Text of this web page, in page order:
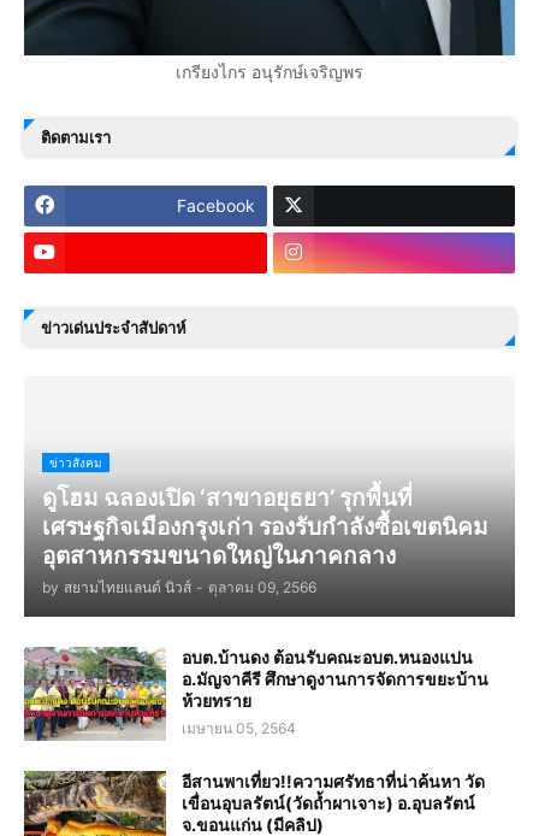
เกรียงไกร อนุรักษ์เจริญพร
ติดตามเรา
Facebook
ข่าวเด่นประจำสัปดาห์
ข่าวสังคม
ดูโฮม ฉลองเปิด ‘สาขาอยุธยา’ รุกพื้นที่
เศรษฐกิจเมืองกรุงเก่า รองรับกำลังซื้อเขตนิคม
อุตสาหกรรมขนาดใหญ่ในภาคกลาง
by สยามไทยแลนด์ นิวส์ - ตุลาคม 09, 2566
อบต.บ้านดง ต้อนรับคณะอบต.หนองแปน
อ.มัญจาคีรี ศึกษาดูงานการจัดการขยะบ้าน
ห้วยทราย
เมษายน 05, 2564
อีสานพาเที่ยว!!ความศรัทธาที่น่าค้นหา วัด
เขื่อนอุบลรัตน์(วัดถ้ำผาเจาะ) อ.อุบลรัตน์
จ.ขอนแก่น (มีคลิป)